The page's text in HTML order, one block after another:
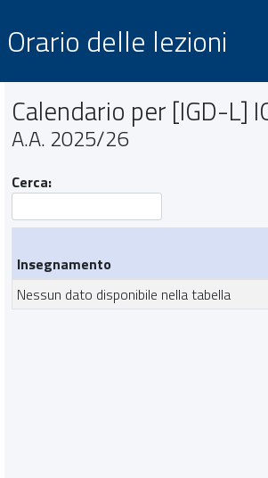
Orario delle lezioni
Calendario per [IGD-L]
A.A. 2025/26
Cerca:
Insegnamento
Nessun dato disponibile nella tabella